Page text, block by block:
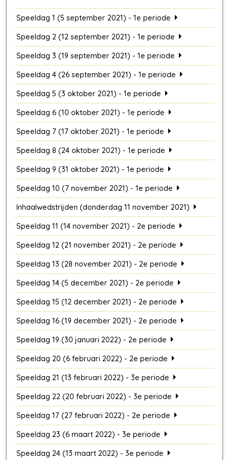
Speeldag 1 (5 september 2021) - 1e periode
Speeldag 2 (12 september 2021) - 1e periode
Speeldag 3 (19 september 2021) - 1e periode
Speeldag 4 (26 september 2021) - 1e periode
Speeldag 5 (3 oktober 2021) - 1e periode
Speeldag 6 (10 oktober 2021) - 1e periode
Speeldag 7 (17 oktober 2021) - 1e periode
Speeldag 8 (24 oktober 2021) - 1e periode
Speeldag 9 (31 oktober 2021) - 1e periode
Speeldag 10 (7 november 2021) - 1e periode
Inhaalwedstrijden (donderdag 11 november 2021)
Speeldag 11 (14 november 2021) - 2e periode
Speeldag 12 (21 november 2021) - 2e periode
Speeldag 13 (28 november 2021) - 2e periode
Speeldag 14 (5 december 2021) - 2e periode
Speeldag 15 (12 december 2021) - 2e periode
Speeldag 16 (19 december 2021) - 2e periode
Speeldag 19 (30 januari 2022) - 2e periode
Speeldag 20 (6 februari 2022) - 2e periode
Speeldag 21 (13 februari 2022) - 3e periode
Speeldag 22 (20 februari 2022) - 3e periode
Speeldag 17 (27 februari 2022) - 2e periode
Speeldag 23 (6 maart 2022) - 3e periode
Speeldag 24 (13 maart 2022) - 3e periode